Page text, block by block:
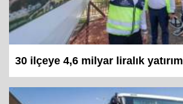
30 ilçeye 4,6 milyar liralık yatırım